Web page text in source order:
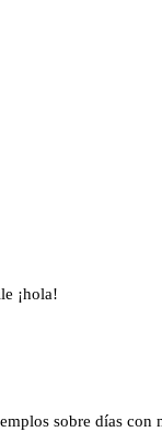
¡hola!
sobre días